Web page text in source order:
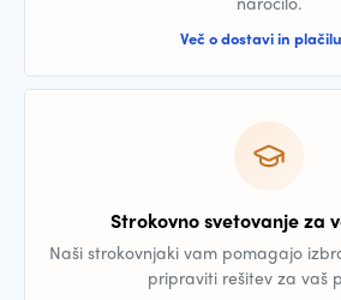
Več o dostavi in plačilu
Strokovno svetovanje za
Naši strokovnjaki vam pomagajo
pripraviti rešitev za vaš